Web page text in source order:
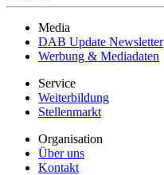
Media
DAB Update Newsletter
Werbung & Mediadaten
Service
Weiterbildung
Stellenmarkt
Organisation
Über uns
Kontakt